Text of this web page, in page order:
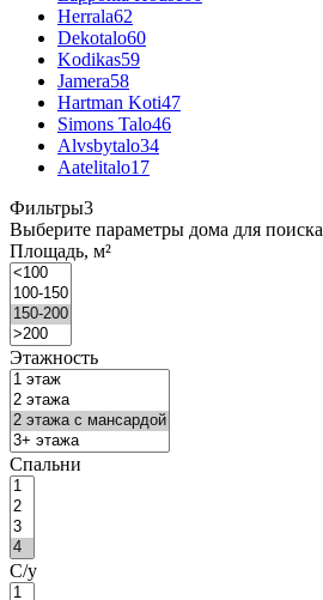
Herrala62
Dekotalo60
Kodikas59
Jamera58
Hartman Koti47
Simons Talo46
Alvsbytalo34
Aatelitalo17
Фильтры3
Выберите параметры дома для поиска
Площадь, м²
Этажность
Спальни
С/у